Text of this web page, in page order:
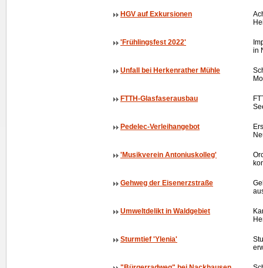
HGV auf Exkursionen
'Frühlingsfest 2022'
in
Unfall bei Herkenrather Mühle
FTTH-Glasfaserausbau
Pedelec-Verleihangebot
'Musikverein Antoniuskolleg'
Gehweg der Eisenerzstraße
Umweltdelikt in Waldgebiet
Sturmtief 'Ylenia'